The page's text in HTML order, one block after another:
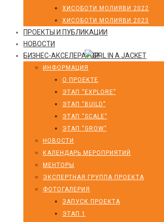
ХИСОБОТИ МОЛИЯВИ 2022
ХИСОБОТИ МОЛИЯВИ 2023
ПРОЕКТЫ И ПУБЛИКАЦИИ
НОВОСТИ
БИЗНЕС-АКСЕЛЕРАТОР
ИНФОРМАЦИЯ
О ПРОЕКТЕ
ЭТАП “EXPLORE”
ЭТАП “BUILD”
ЭТАП “SCALE”
ЭТАП “GROW”
НОВОСТИ
КАЛЕНДАРЬ МЕРОПРИЯТИЙ
МЕНТОРЫ
ЭКСПЕРТНАЯ ГРУППА ПРОЕКТА
ФОТОГАЛЕРИЯ
ЗАПУСК ПРОЕКТА
ЭТАП 1